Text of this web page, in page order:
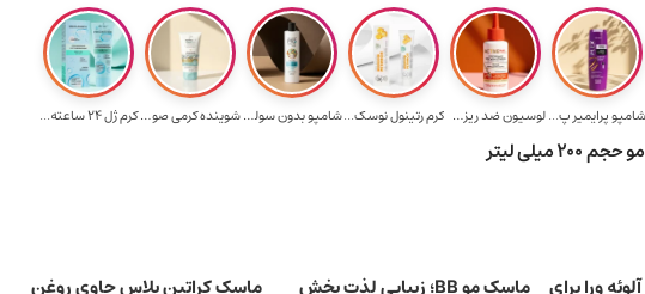
شامپو پرایمیر پ... لوسیون ضد ریزش ... کرم رتینول نوسک... شامپو بدون سولف... شوینده کرمی صور...کرم ژل ۲۴ ساعته...
ژل چند منظوره 7 در 1 آلوئه ورا برای ماسک مو BB؛ زیبایی لذت بخش ماسک کراتین پلاس حاوی روغن